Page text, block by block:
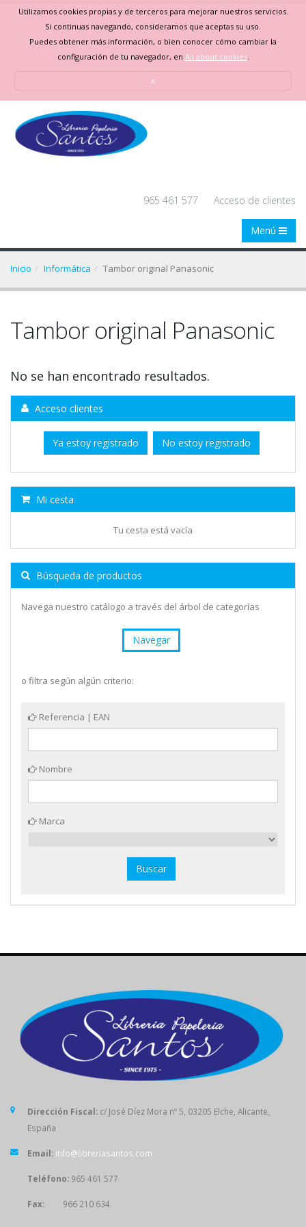
Utilizamos cookies propias y de terceros para mejorar nuestros servicios.
Si continuas navegando, consideramos que aceptas su uso.
Puedes obtener más información, o bien conocer cómo cambiar la
configuración de tu navegador, en All about cookies.
x
965 461 577 Acceso de clientes
Menú
Inicio Informática Tambor original Panasonic
Tambor original Panasonic
No se han encontrado resultados.
Acceso clientes
Ya estoy registrado No estoy registrado
Mi cesta
Tu cesta está vacía
Búsqueda de productos
Navega nuestro catálogo a través del árbol de categorías
Navegar
o filtra según algún criterio:
Referencia | EAN
Nombre
Marca
Dirección Fiscal: c/ José Díez Mora nº 5, 03205 Elche, Alicante,
España
Email: info@libreriasantos.com
Teléfono: 965 461 577
Fax: 966 210 634